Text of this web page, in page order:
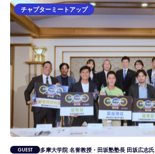
チャプターミートアップ
多摩大学院 名誉教授・田坂塾塾長 田坂広志氏